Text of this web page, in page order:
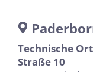
Technische
Straße 10